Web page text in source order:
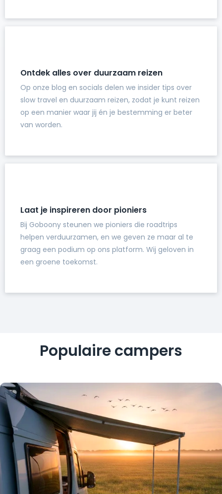
Ontdek alles over duurzaam reizen
Op onze blog en socials delen we insider tips over
slow travel en duurzaam reizen, zodat je kunt reizen
op een manier waar jij én je bestemming er beter
van worden.
Laat je inspireren door pioniers
Bij Goboony steunen we pioniers die roadtrips
helpen verduurzamen, en we geven ze maar al te
graag een podium op ons platform. Wij geloven in
een groene toekomst.
Populaire campers